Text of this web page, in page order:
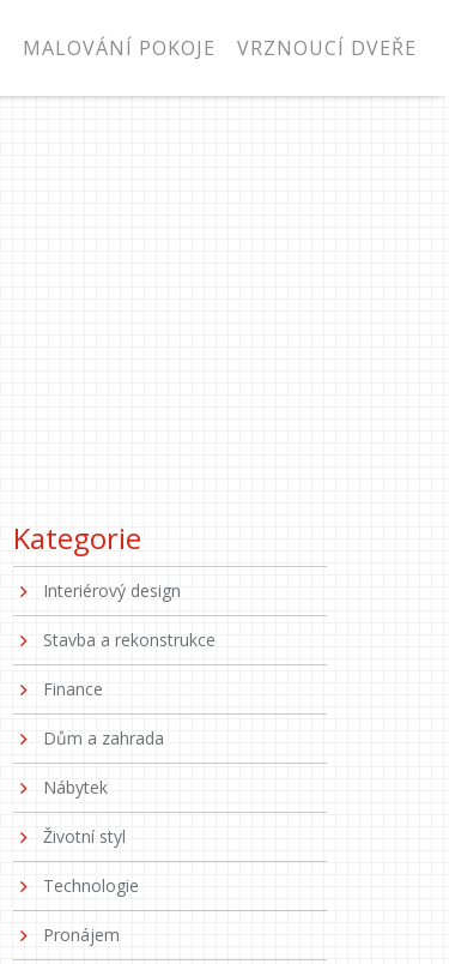
MALOVÁNÍ POKOJE VRZNOUCÍ DVEŘE
Kategorie
Interiérový design
Stavba a rekonstrukce
Finance
Dům a zahrada
Nábytek
Životní styl
Technologie
Pronájem